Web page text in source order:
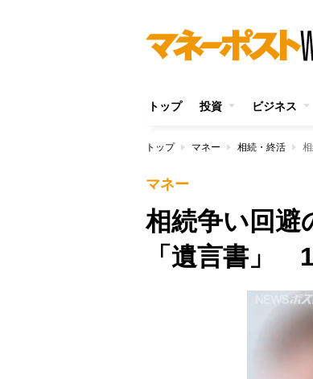
トップ 投資 ビジネス
トップ マネー 相続・終活
マネー
相続争い回避
「遺言書」